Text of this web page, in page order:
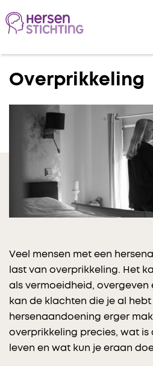
Lees voor
Overprikkeling
Veel mensen met een
last van overprikkeling. Het
als vermoeidheid, overgeven
kan de klachten die je al
hersenaandoening erger
overprikkeling precies, wat is
leven en wat kun je eraan